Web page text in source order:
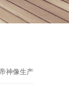
神像生产